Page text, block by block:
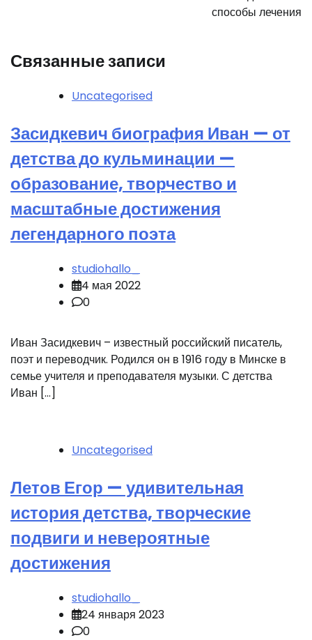
способы лечения
Связанные записи
Uncategorised
Засидкевич биография Иван — от
детства до кульминации —
образование, творчество и
масштабные достижения
легендарного поэта
studiohallo_
4 мая 2022
0
Иван Засидкевич – известный российский писатель,
поэт и переводчик. Родился он в 1916 году в Минске в
семье учителя и преподавателя музыки. С детства
Иван […]
Uncategorised
Летов Егор — удивительная
история детства, творческие
подвиги и невероятные
достижения
studiohallo_
24 января 2023
0